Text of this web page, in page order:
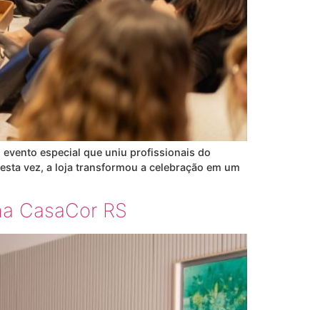
especial que uniu profissionais do
vez, a loja transformou a celebração em um
CasaCor RS